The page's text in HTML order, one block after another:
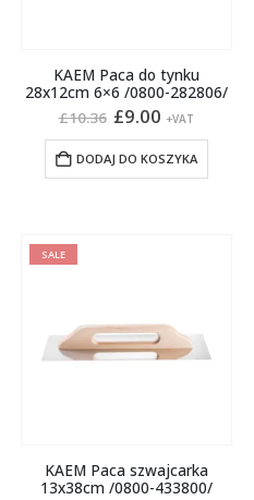
KAEM Paca do tynku
28x12cm 6×6 /0800-282806/
£10.36 Pierwotna
wynosiła:
£10.36.
£9.00 Aktualna
wynosi:
£9.00.
+VAT
DODAJ DO KOSZYKA
SALE
KAEM Paca szwajcarka
13x38cm /0800-433800/